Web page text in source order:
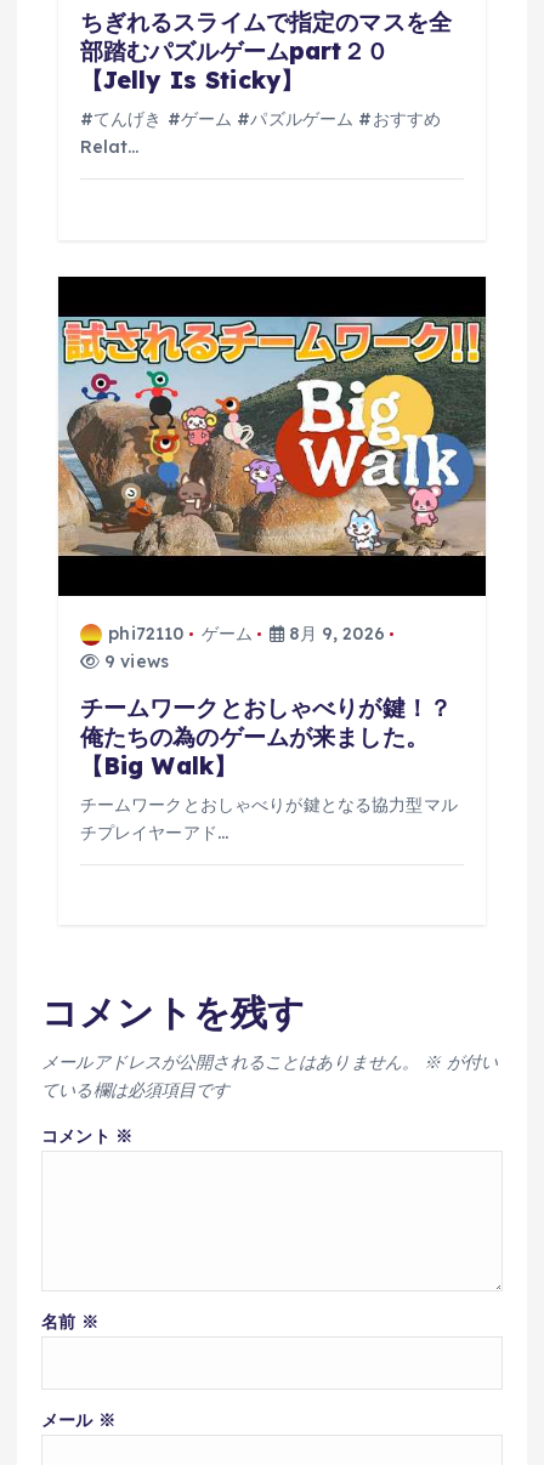
ちぎれるスライムで指定のマスを全
部踏むパズルゲームpart２０
【Jelly Is Sticky】
#てんげき #ゲーム #パズルゲーム #おすすめ
Relat…
phi72110 ゲーム
8月 9, 2026
9 views
チームワークとおしゃべりが鍵！？
俺たちの為のゲームが来ました。
【Big Walk】
チームワークとおしゃべりが鍵となる協力型マル
チプレイヤーアド…
コメントを残す
メールアドレスが公開されることはありません。 ※が付い
ている欄は必須項目です
コメント ※
名前 ※
メール ※